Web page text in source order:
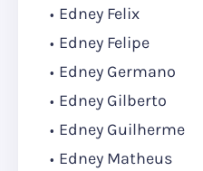
Edney Felix
Edney Felipe
Edney Germano
Edney Gilberto
Edney Guilherme
Edney Matheus